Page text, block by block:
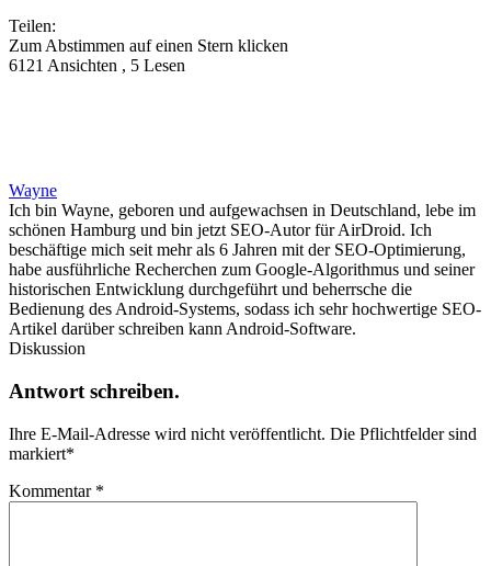
Teilen:
Zum Abstimmen auf einen Stern klicken
6121 Ansichten , 5 Lesen
Wayne
Ich bin Wayne, geboren und aufgewachsen in Deutschland, lebe im
schönen Hamburg und bin jetzt SEO-Autor für AirDroid. Ich
beschäftige mich seit mehr als 6 Jahren mit der SEO-Optimierung,
habe ausführliche Recherchen zum Google-Algorithmus und seiner
historischen Entwicklung durchgeführt und beherrsche die
Bedienung des Android-Systems, sodass ich sehr hochwertige SEO-
Artikel darüber schreiben kann Android-Software.
Diskussion
Antwort schreiben.
Ihre E-Mail-Adresse wird nicht veröffentlicht. Die Pflichtfelder sind
markiert*
Kommentar *